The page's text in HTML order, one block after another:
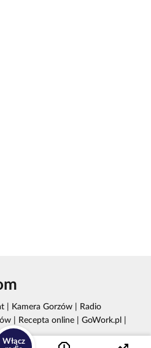
Włącz
Kamera Gorzów
Radio
Recepta online GoWork.pl